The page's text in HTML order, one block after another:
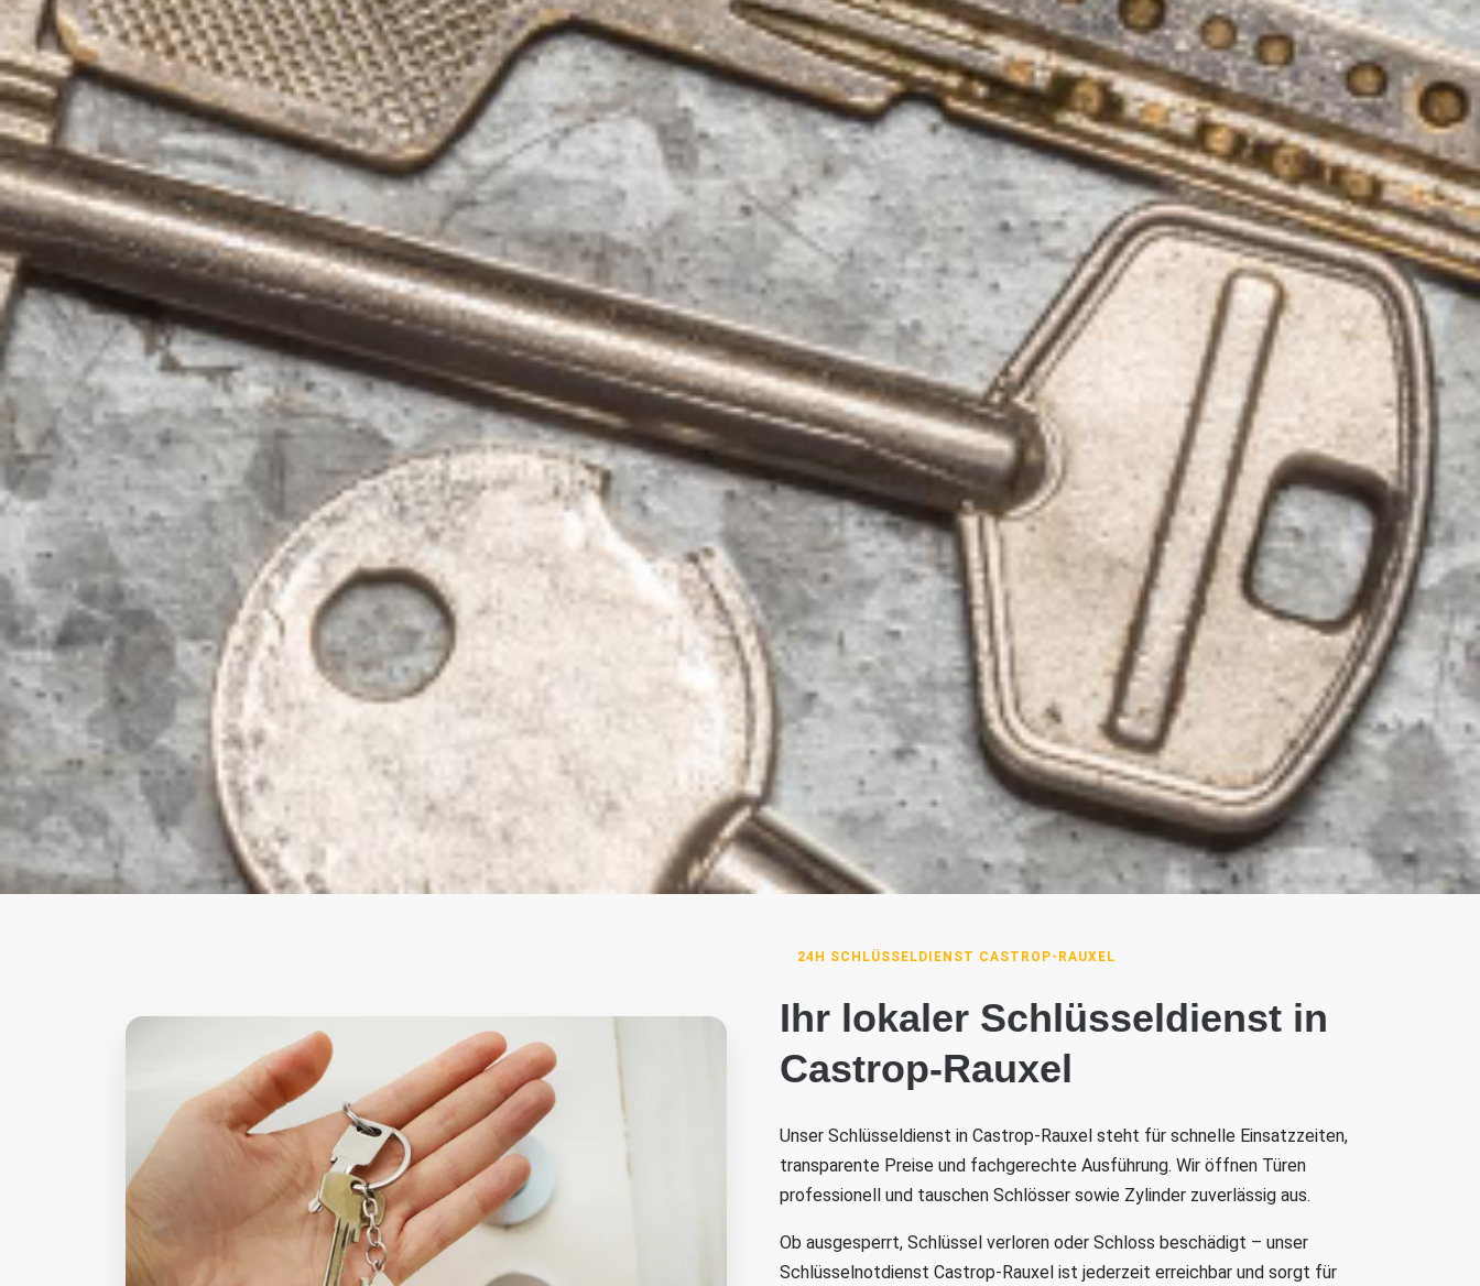
24H SCHLÜSSELDIENST CASTROP-RAUXEL
Ihr lokaler Schlüsseldienst in
Castrop-Rauxel
Unser Schlüsseldienst in Castrop-Rauxel steht für schnelle Einsatzzeiten,
transparente Preise und fachgerechte Ausführung. Wir öffnen Türen
professionell und tauschen Schlösser sowie Zylinder zuverlässig aus.
Ob ausgesperrt, Schlüssel verloren oder Schloss beschädigt – unser
Schlüsselnotdienst Castrop-Rauxel ist jederzeit erreichbar und sorgt für